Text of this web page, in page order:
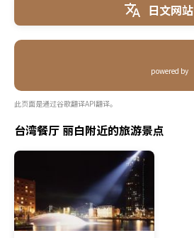
日文网站
powered by
此页面是通过谷歌翻译API翻译。
台湾餐厅 丽白附近的旅游景点